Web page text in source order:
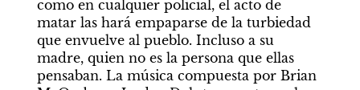
como en cualquier policial, el acto de
matar las hará empaparse de la turbiedad
que envuelve al pueblo. Incluso a su
madre, quien no es la persona que ellas
pensaban. La música compuesta por Brian